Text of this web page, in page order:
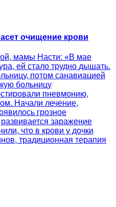
очищение крови
мамы Насти: «В мае
ей стало трудно дышать.
потом санавиацией
больницу
пневмонию,
Начали лечение,
грозное
заражение
что в крови у дочки
традиционная терапия